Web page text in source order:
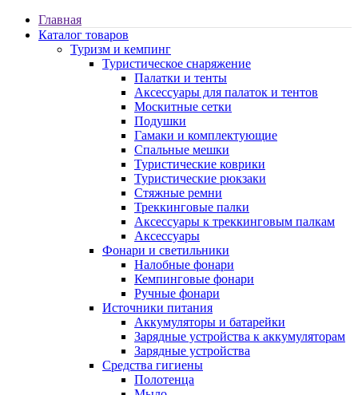
Главная
Каталог товаров
Туризм и кемпинг
Туристическое снаряжение
Палатки и тенты
Аксессуары для палаток и тентов
Москитные сетки
Подушки
Гамаки и комплектующие
Спальные мешки
Туристические коврики
Туристические рюкзаки
Стяжные ремни
Треккинговые палки
Аксессуары к треккинговым палкам
Аксессуары
Фонари и светильники
Налобные фонари
Кемпинговые фонари
Ручные фонари
Источники питания
Аккумуляторы и батарейки
Зарядные устройства к аккумуляторам
Зарядные устройства
Средства гигиены
Полотенца